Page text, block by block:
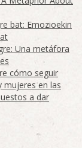
bat: Emozioekin
Una metáfora
cómo seguir
mujeres en las
a dar